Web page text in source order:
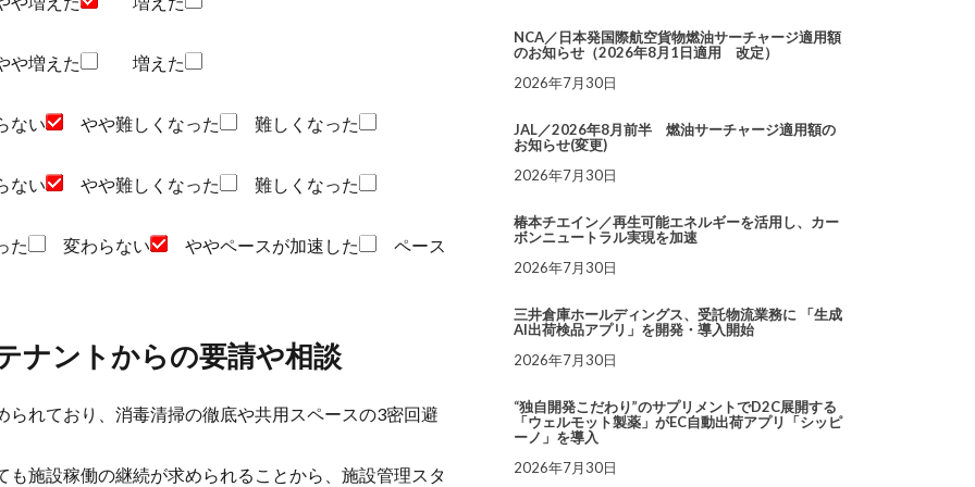
増えた 増えた
い やや難しくなった 難しくなった
い やや難しくなった 難しくなった
た 変わらない ややペースが加速した ペース
ナントからの要請や相談
れており、消毒清掃の徹底や共用スペースの3密回避
施設稼働の継続が求められることから、施設管理スタ
NCA／日本発国際航空貨物燃油サーチャージ適用額
のお知らせ（2026年8月1日適用 改定）
2026年7月30日
JAL／2026年8月前半 燃油サーチャージ適用額の
お知らせ(変更)
2026年7月30日
椿本チエイン／再生可能エネルギーを活用し、カー
ボンニュートラル実現を加速
2026年7月30日
三井倉庫ホールディングス、受託物流業務に 「生成
AI出荷検品アプリ」を開発・導入開始
2026年7月30日
“独自開発こだわり”のサプリメントでD2C展開する
「ウェルモット製薬」がEC自動出荷アプリ「シッピ
ーノ」を導入
2026年7月30日